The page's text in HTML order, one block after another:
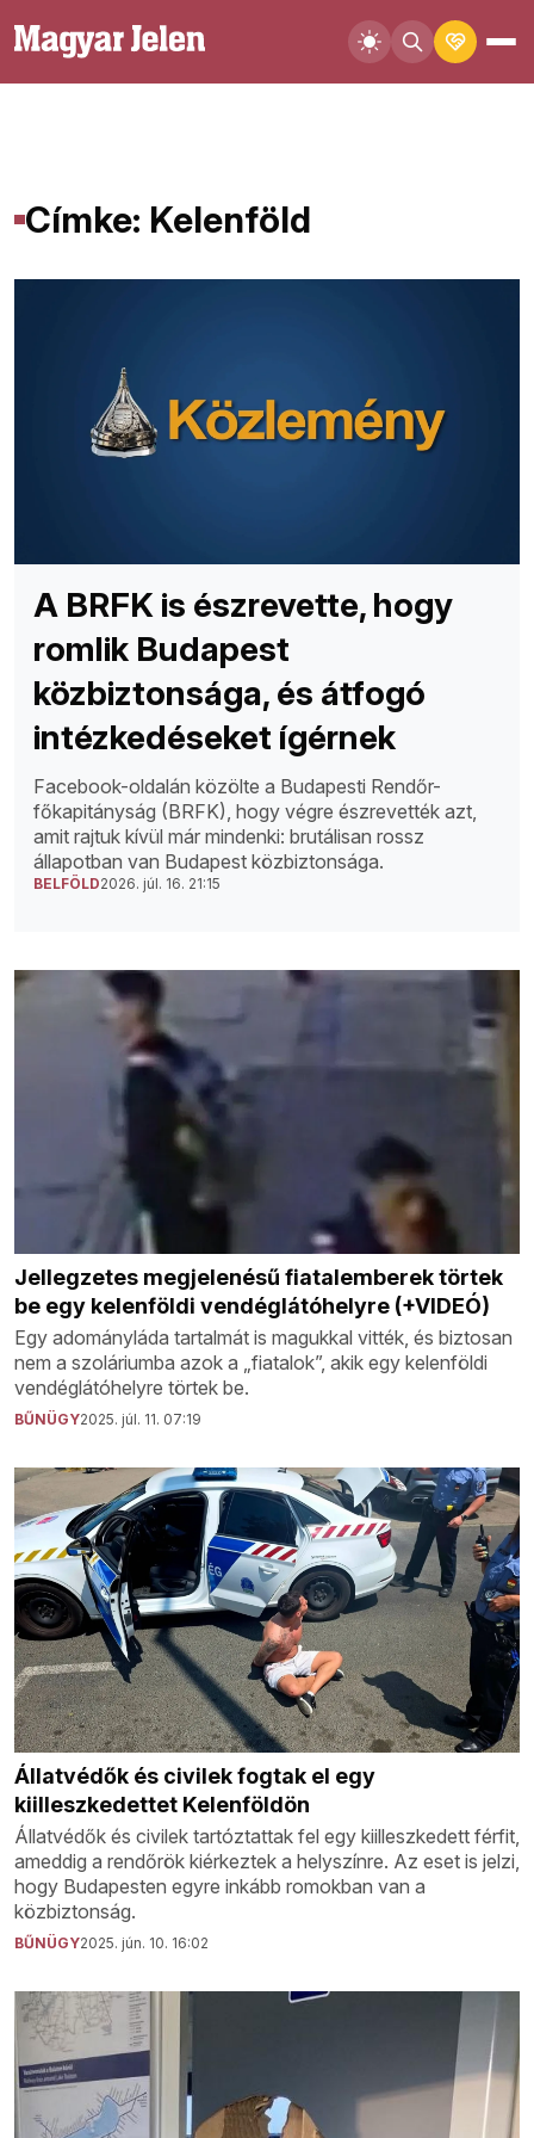
Címke: Kelenföld
A BRFK is észrevette, hogy
romlik Budapest
közbiztonsága, és átfogó
intézkedéseket ígérnek
Facebook-oldalán közölte a Budapesti Rendőr-
főkapitányság (BRFK), hogy végre észrevették azt,
amit rajtuk kívül már mindenki: brutálisan rossz
állapotban van Budapest közbiztonsága.
BELFÖLD2026. júl. 16. 21:15
Jellegzetes megjelenésű fiatalemberek törtek
be egy kelenföldi vendéglátóhelyre (+VIDEÓ)
Egy adományláda tartalmát is magukkal vitték, és biztosan
nem a szoláriumba azok a „fiatalok”, akik egy kelenföldi
vendéglátóhelyre törtek be.
BŰNÜGY2025. júl. 11. 07:19
Állatvédők és civilek fogtak el egy
kiilleszkedettet Kelenföldön
Állatvédők és civilek tartóztattak fel egy kiilleszkedett férfit,
ameddig a rendőrök kiérkeztek a helyszínre. Az eset is jelzi,
hogy Budapesten egyre inkább romokban van a
közbiztonság.
BŰNÜGY2025. jún. 10. 16:02